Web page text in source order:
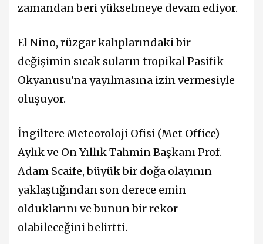
zamandan beri yükselmeye devam ediyor.
El Nino, rüzgar kalıplarındaki bir
değişimin sıcak suların tropikal Pasifik
Okyanusu'na yayılmasına izin vermesiyle
oluşuyor.
İngiltere Meteoroloji Ofisi (Met Office)
Aylık ve On Yıllık Tahmin Başkanı Prof.
Adam Scaife, büyük bir doğa olayının
yaklaştığından son derece emin
olduklarını ve bunun bir rekor
olabileceğini belirtti.